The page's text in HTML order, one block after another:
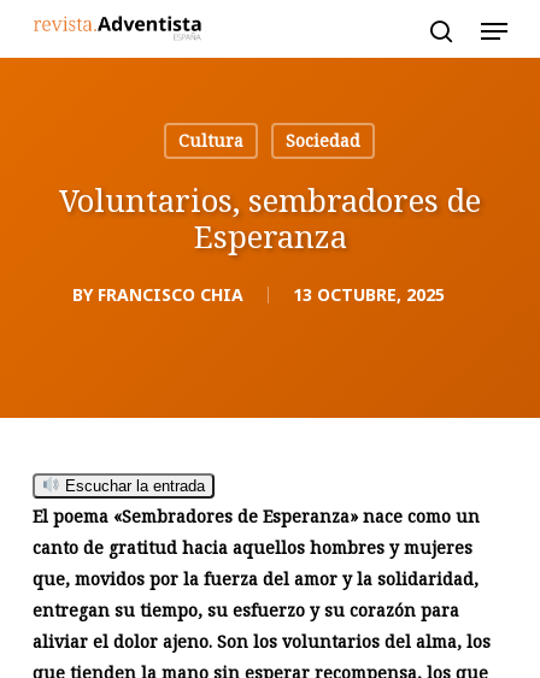
Cultura
Sociedad
Voluntarios, sembradores de
Esperanza
BY FRANCISCO CHIA 13 OCTUBRE, 2025
Escuchar la entrada
El poema «Sembradores de Esperanza» nace como un
canto de gratitud hacia aquellos hombres y mujeres
que, movidos por la fuerza del amor y la solidaridad,
entregan su tiempo, su esfuerzo y su corazón para
aliviar el dolor ajeno. Son los voluntarios del alma, los
que tienden la mano sin esperar recompensa, los que